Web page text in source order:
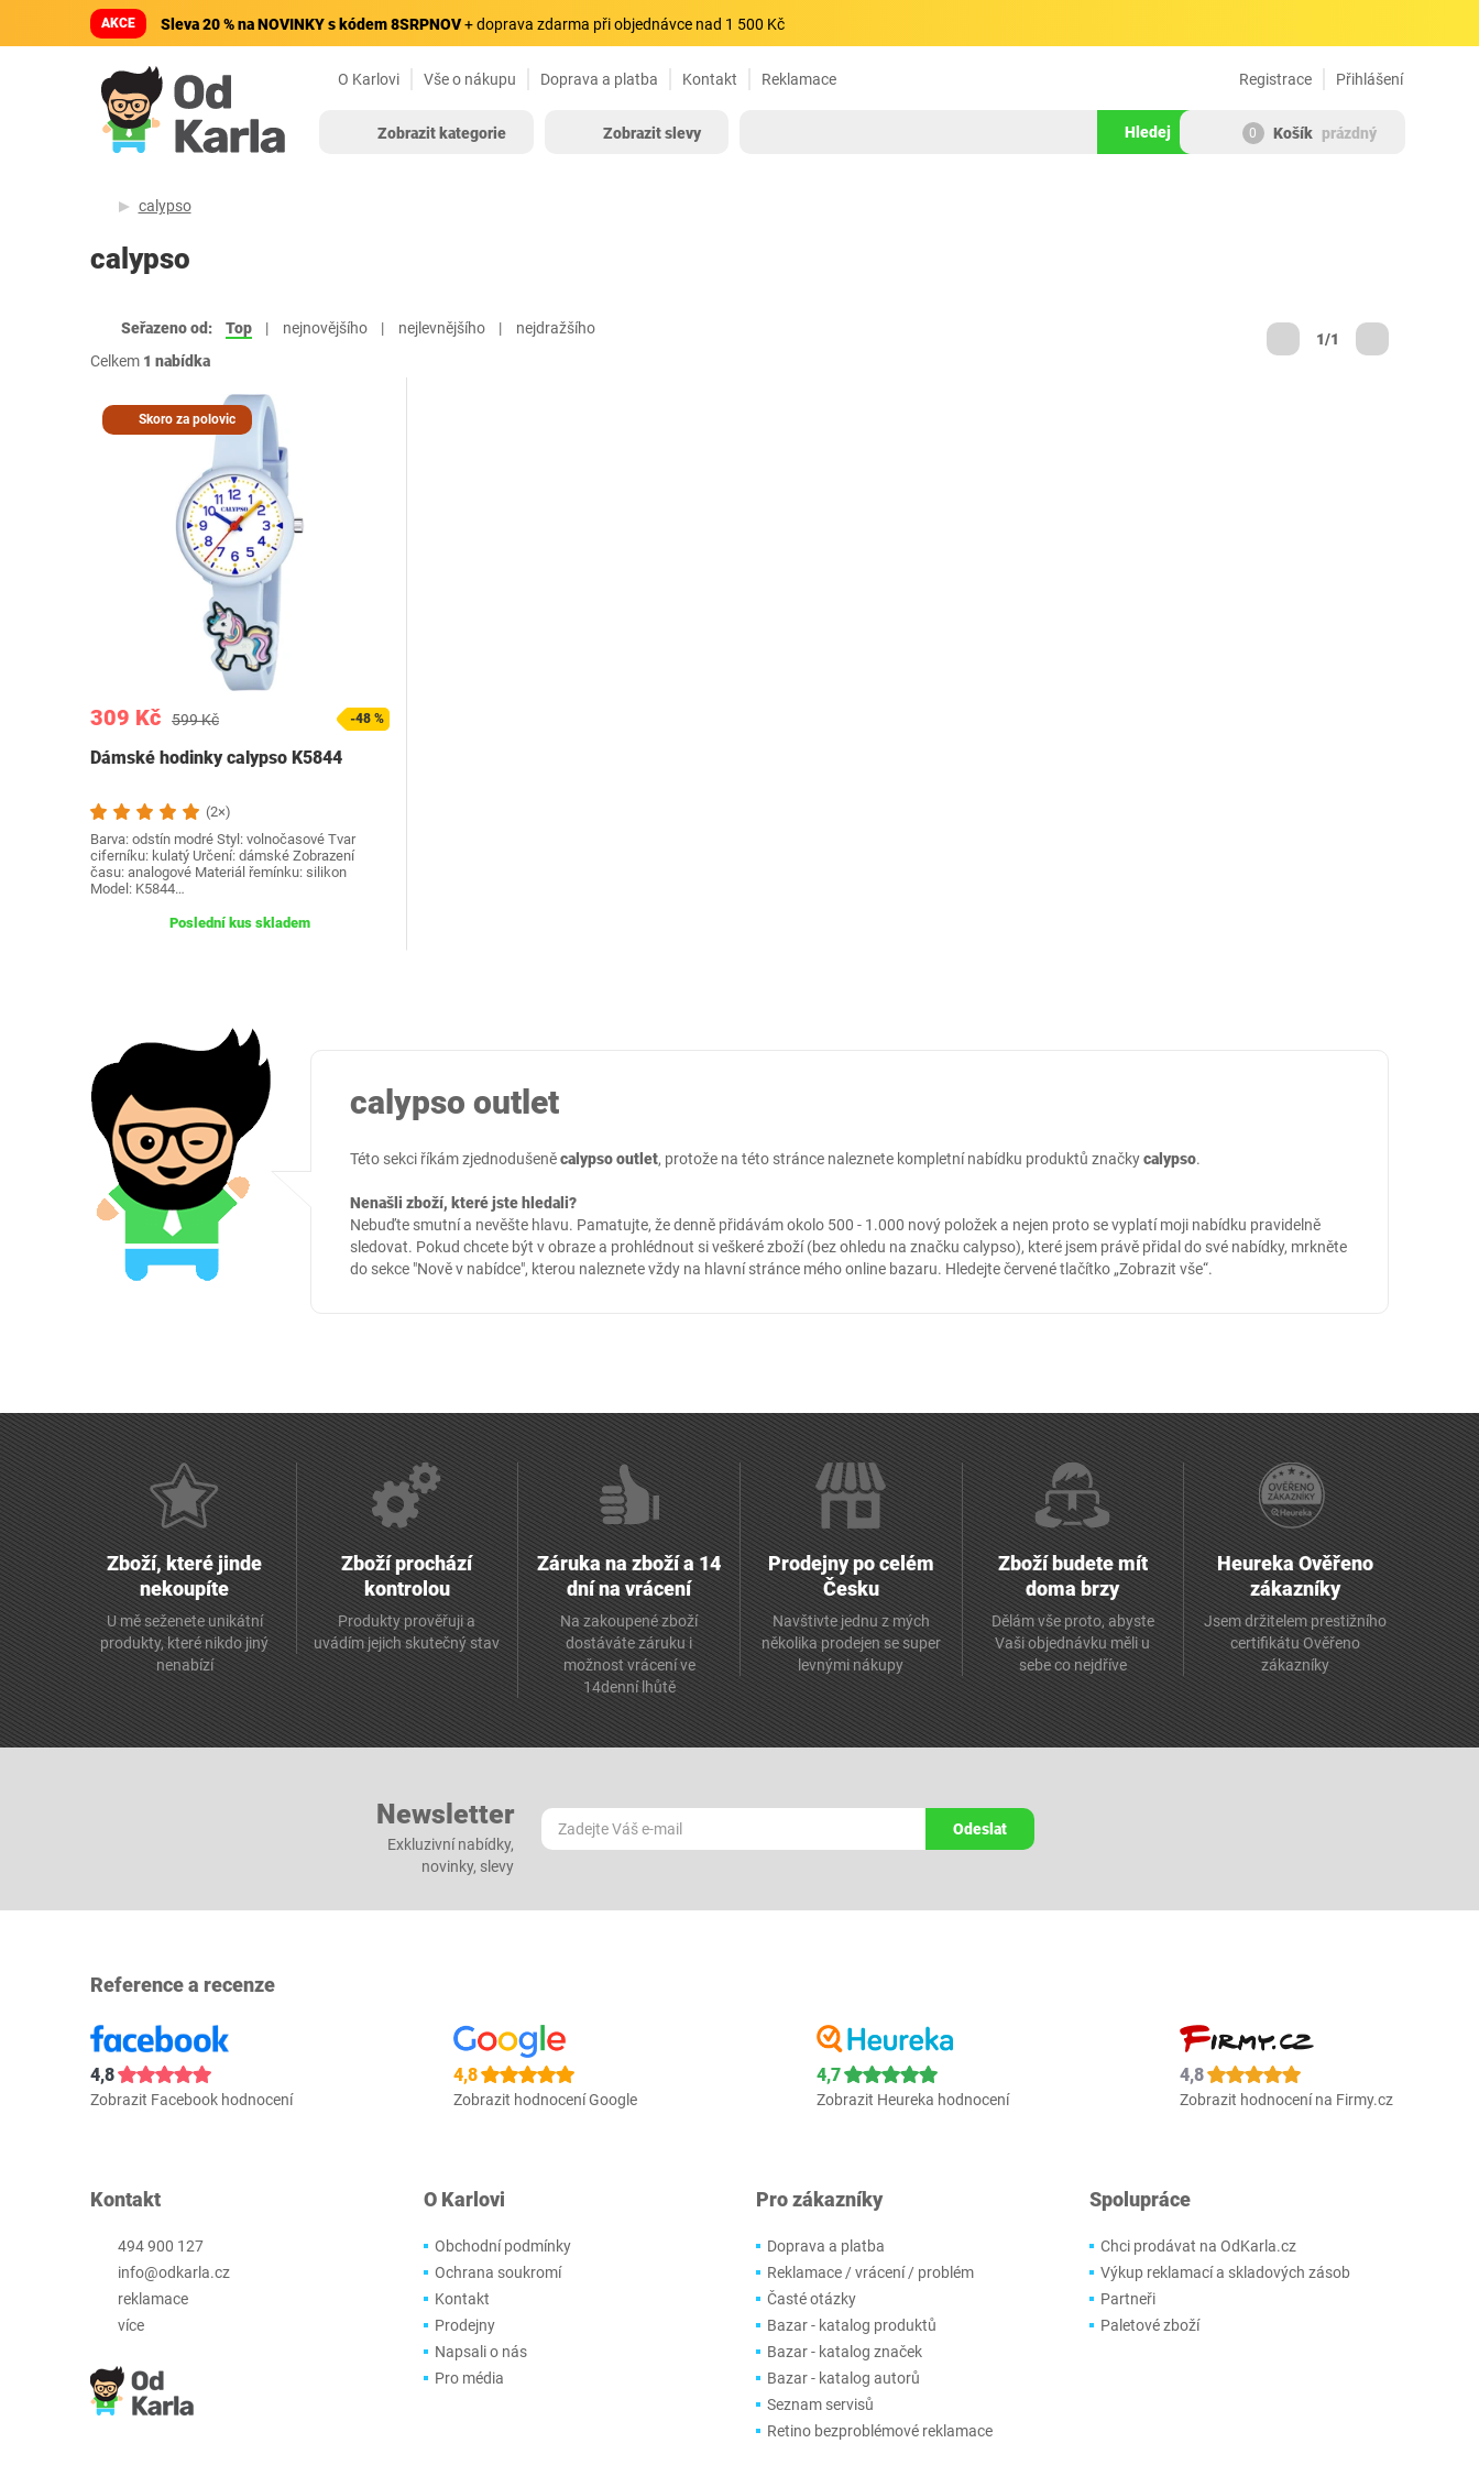
AKCE Sleva 20 % na NOVINKY s kódem 8SRPNOV+ doprava zdarma při objednávce nad 1 500 Kč
O Karlovi Vše o nákupu Doprava a platba Kontakt Reklamace Přihlášení
Registrace
Zobrazit kategorie Zobrazit slevy Hledej 0 Košík prázdný
calypso
calypso
Seřazeno od: Top nejnovějšího nejlevnějšího
nejdražšího
Celkem 1 nabídka
1/1
Skoro za polovic
309 Kč 599 Kč -48 %
Dámské hodinky calypso K5844
(2×)
Barva: odstín modré Styl: volnočasové Tvar
ciferníku: kulatý Určení: dámské Zobrazení
času: analogové Materiál řemínku: silikon
Model: ‎K5844…
Poslední kus skladem
calypso outlet
Této sekci říkám zjednodušeněcalypso outlet, protože na této stránce naleznete kompletní nabídku produktů značkycalypso.
Nenašli zboží, které jste hledali?
Nebuďte smutní a nevěšte hlavu. Pamatujte, že denně přidávám okolo 500 - 1.000 nový položek a nejen proto se vyplatí moji nabídku pravidelně
sledovat. Pokud chcete být v obraze a prohlédnout si veškeré zboží (bez ohledu na značku calypso), které jsem právě přidal do své nabídky, mrkněte
do sekce "Nově v nabídce", kterou naleznete vždy na hlavní stránce mého online bazaru. Hledejte červené tlačítko „Zobrazit vše“.
Zboží, které jinde
nekoupíte
U mě seženete unikátní
produkty, které nikdo jiný
nenabízí
Zboží prochází
kontrolou
Produkty prověřuji a
uvádím jejich skutečný stav
Záruka na zboží a 14
dní na vrácení
Na zakoupené zboží
dostáváte záruku i
možnost vrácení ve
14denní lhůtě
Prodejny po celém
Česku
Navštivte jednu z mých
několika prodejen se super
levnými nákupy
Zboží budete mít
doma brzy
Dělám vše proto, abyste
Vaši objednávku měli u
sebe co nejdříve
Heureka Ověřeno
zákazníky
Jsem držitelem prestižního
certifikátu Ověřeno
zákazníky
Newsletter
Exkluzivní nabídky,
novinky, slevy
Odeslat
Reference a recenze
4,8
Zobrazit Facebook hodnocení
4,8
Zobrazit hodnocení Google
4,7
Zobrazit Heureka hodnocení
4,8
Zobrazit hodnocení na Firmy.cz
Kontakt
494 900 127
info@odkarla.cz
reklamace
více
O Karlovi
Obchodní podmínky
Ochrana soukromí
Kontakt
Prodejny
Napsali o nás
Pro média
Pro zákazníky
Doprava a platba
Reklamace / vrácení / problém
Časté otázky
Bazar - katalog produktů
Bazar - katalog značek
Bazar - katalog autorů
Seznam servisů
Retino bezproblémové reklamace
Spolupráce
Chci prodávat na OdKarla.cz
Výkup reklamací a skladových zásob
Partneři
Paletové zboží